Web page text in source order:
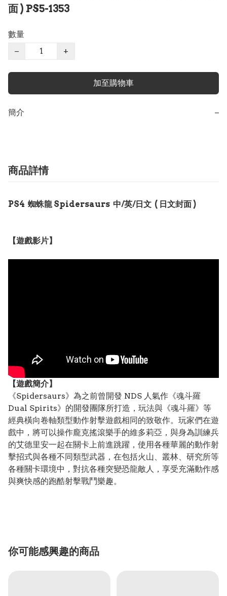
面 ) PS5-1353
數量
−
+
加至購物車
簡介 −
商品詳情
PS4 蜘蛛龍 Spidersaurs 中/英/日文 ( 日文封面 )
【遊戲影片】
【遊戲簡介】
《Spidersaurs》為之前曾開發 NDS 人氣作《魂斗羅
Dual Spirits》的開發團隊所打造，玩法與《魂斗羅》等
經典橫向卷軸類型動作射擊遊戲相同的致敬作。玩家們在遊
戲中，將可以操作龐克搖滾樂手的維多莉亞，與身為訓練兵
的艾德里安一起在關卡上前進跳躍，使用各種華麗的動作射
擊招式與各種不同類型武器，在包括火山、叢林、研究所等
各種關卡環境中，對抗各種突變恐龍敵人，享受充滿動作感
與爽快感的跑酷射擊戰鬥樂趣。
你可能感興趣的商品